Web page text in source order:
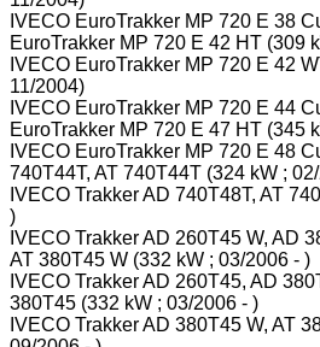
IVECO EuroTrakker MP 720 E 38
EuroTrakker MP 720 E 42 HT (309
IVECO EuroTrakker MP 720 E 42
11/2004)
IVECO EuroTrakker MP 720 E 44
EuroTrakker MP 720 E 47 HT (345
IVECO EuroTrakker MP 720 E 48
740T44T, AT 740T44T (324 kW ;
IVECO Trakker AD 740T48T, AT
)
IVECO Trakker AD 260T45 W, AD
AT 380T45 W (332 kW ; 03/2006 - )
IVECO Trakker AD 260T45, AD
380T45 (332 kW ; 03/2006 - )
IVECO Trakker AD 380T45 W, AT